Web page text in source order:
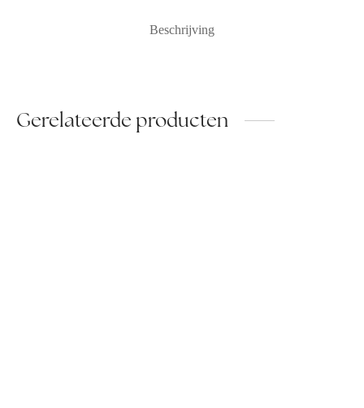
Beschrijving
Gerelateerde producten